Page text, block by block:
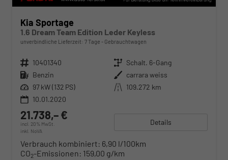
Kia Sportage
1.6 Dream Team Edition Leder Keyless
unverbindliche Lieferzeit: 7 Tage Gebrauchtwagen
Fahrzeugnr. 10401340 Getriebe Schalt. 6-Gang
Kraftstoff Benzin Außenfarbe carrara weiss
Leistung 97 kW (132 PS) Kilometerstand 109.272 km
10.01.2020
21.738,– €
incl. 20% MwSt.
inkl. NoVA
Details
Verbrauch kombiniert: 6,90 l/100km
CO2-Emissionen: 159,00 g/km